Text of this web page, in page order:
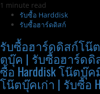
1 minute read
รับซื้อ Harddisk
รับซื้อฮาร์ดดิสก์
รับซื้อฮาร์ดดิสก์โน๊ต
ตบุ๊ค | รับซื้อฮาร์ด
ซื้อ Harddisk โน๊ตบุ๊
โน๊ตบุ๊คเก่า | รับซื้อ